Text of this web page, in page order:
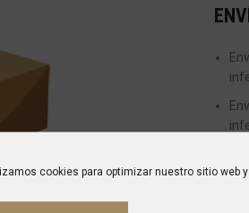
cookies para optimizar nuestro sitio web